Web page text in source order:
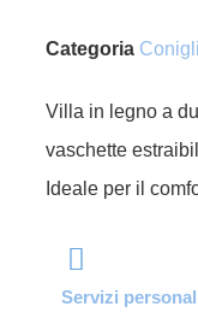
Categoria
Villa in legno a
vaschette
Ideale per il
Servizi